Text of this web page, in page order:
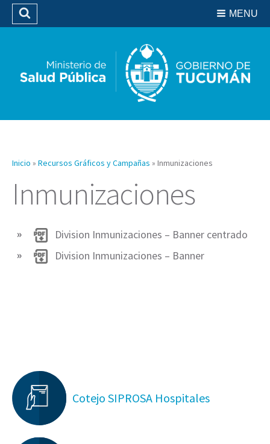
Biblioteca
MENU
Buscar
Inicio » Recursos Gráficos y Campañas » Inmunizaciones
Inmunizaciones
Division Inmunizaciones – Banner centrado
Division Inmunizaciones – Banner
Cotejo SIPROSA Hospitales